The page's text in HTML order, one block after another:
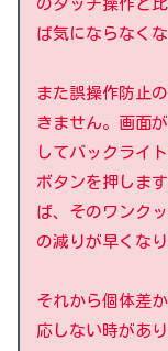
のタッチ操作と
ば気にならなくな
また誤操作防止
きません。画面
してバックライ
ボタンを押しま
ば、そのワンク
の減りが早くな
それから個体差
応しない時があり